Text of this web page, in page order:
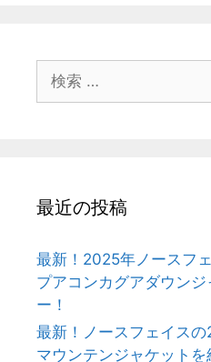
索:
最近の投稿
最新！2025年ノースフ
プアコンカグアダウンジ
ー！
最新！ノースフェイス
マウンテンジャケットを